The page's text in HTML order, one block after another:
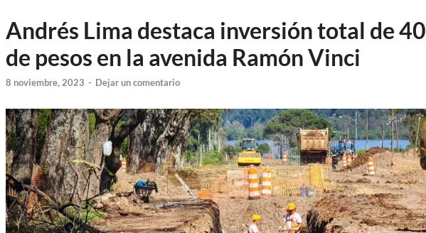
Andrés Lima destaca inversión total de
de pesos en la avenida Ramón Vinci
8 noviembre, 2023 - Dejar un comentario